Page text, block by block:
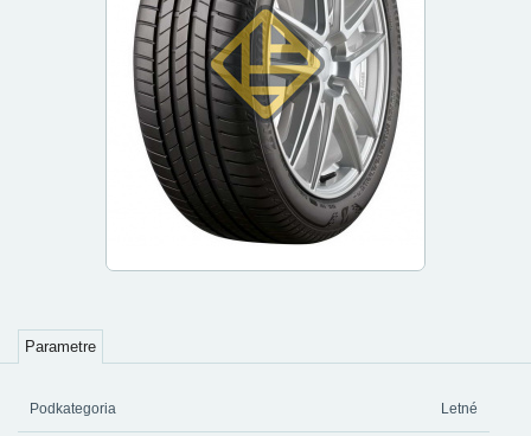
Parametre
Podkategoria Letné